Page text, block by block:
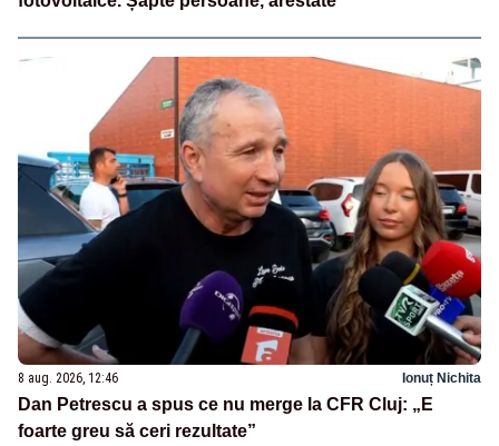
8 aug. 2026, 12:46 Ionuț Nichita
Dan Petrescu a spus ce nu merge la CFR Cluj: „E
foarte greu să ceri rezultate”